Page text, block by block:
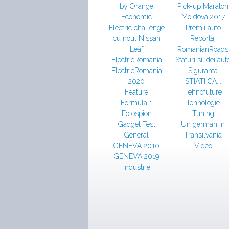
by Orange
Economic
Electric challenge
cu noul Nissan
Leaf
ElectricRomania
ElectricRomania
2020
Feature
Formula 1
Fotospion
Gadget Test
General
GENEVA 2010
GENEVA 2019
Industrie
Pick-up Maraton
Moldova 2017
Premii auto
Reportaj
RomanianRoads
Sfaturi si idei
Siguranta
STIATI CA...
Tehnofuture
Tehnologie
Tuning
Un german in
Transilvania
Video